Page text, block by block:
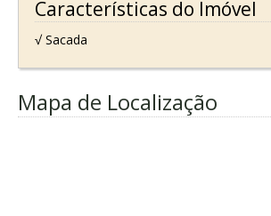
Características do Imóvel
√ Sacada
Mapa de Localização